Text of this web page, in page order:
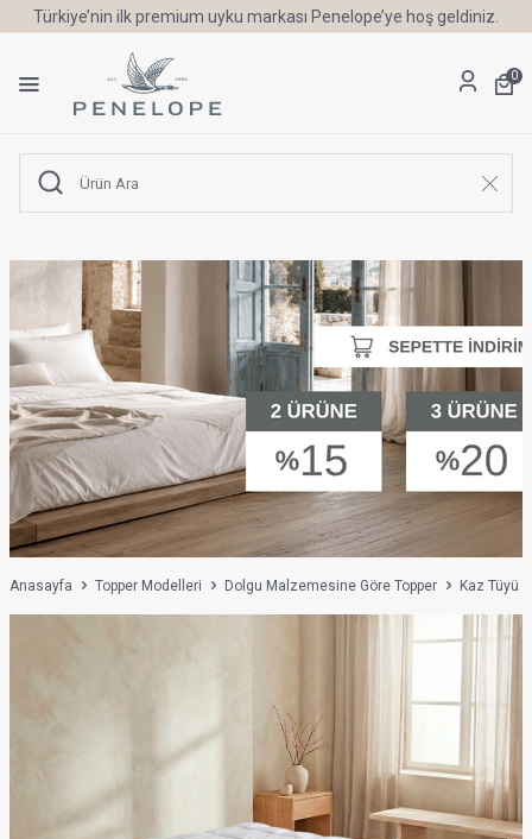
Türkiye’nin ilk premium uyku markası Penelope’ye hoş geldiniz.
0
Anasayfa Topper Modelleri Dolgu Malzemesine Göre Topper Kaz Tüyü